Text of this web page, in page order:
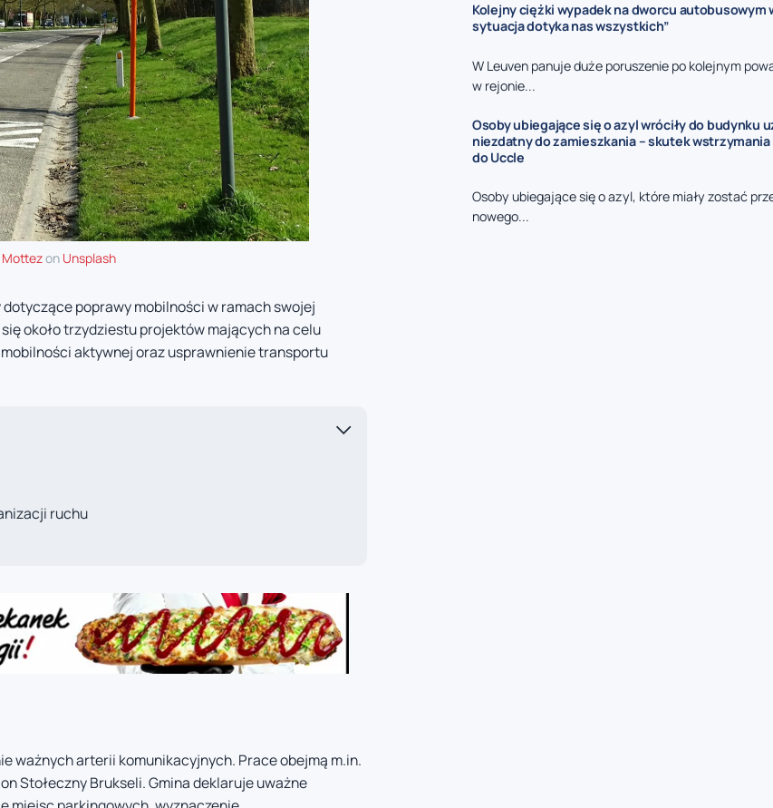
Mottezon Unsplash
poprawy mobilności w ramach swojej
około trzydziestu projektów mających na celu
aktywnej oraz usprawnienie transportu
ruchu
ważnych arterii komunikacyjnych. Prace obejmą m.in.
Stołeczny Brukseli. Gmina deklaruje uważne
Kolejny ciężki wypadek na dworcu autobusowym
sytuacja dotyka nas wszystkich”
W Leuven panuje duże poruszenie po kolejnym
w rejonie...
Osoby ubiegające się o azyl wróciły do budynku
niezdatny do zamieszkania – skutek
do Uccle
Osoby ubiegające się o azyl, które miały zostać
nowego...